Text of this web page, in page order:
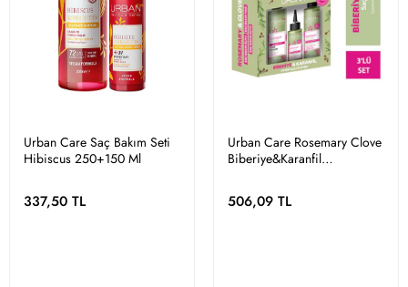
Urban Care Saç Bakım Seti
Hibiscus 250+150 Ml
337,50 TL
Urban Care Rosemary Clove
Biberiye&Karanfil
506,09 TL